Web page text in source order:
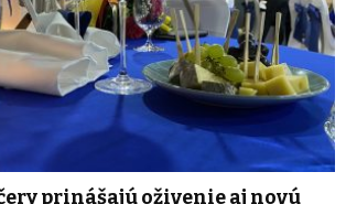
prinášajú oživenie aj novú